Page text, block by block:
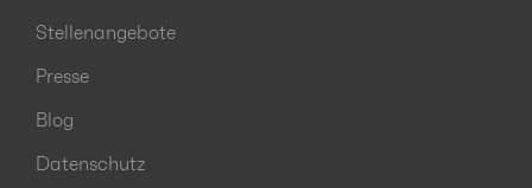
Stellenangebote
Presse
Blog
Datenschutz